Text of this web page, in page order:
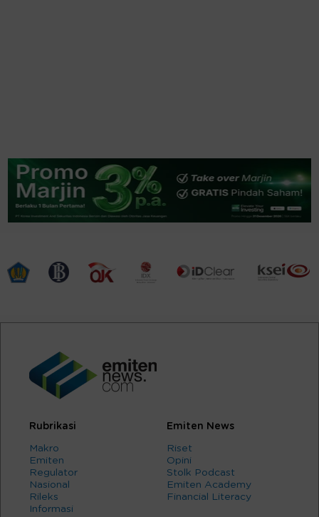
Rubrikasi
Makro
Emiten
Regulator
Nasional
Rileks
Informasi
Emiten News
Riset
Opini
Stolk Podcast
Emiten Academy
Financial Literacy